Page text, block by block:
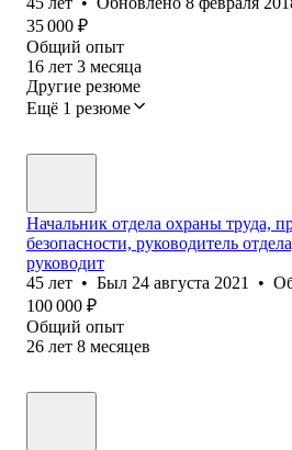
35 000 ₽
Общий опыт
16 лет 3 месяца
Другие резюме
Ещё 1 резюме
Начальник отдела охраны труда,
безопасности, руководитель
руководит
45 лет • Был 24 августа 2021 •
100 000 ₽
Общий опыт
26 лет 8 месяцев